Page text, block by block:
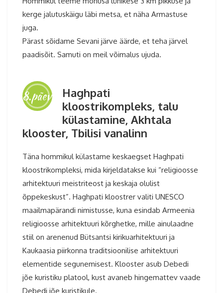
kerge jalutuskäigu läbi metsa, et näha Armastuse
juga.
Pärast sõidame Sevani järve äärde, et teha järvel
paadisõit. Samuti on meil võimalus ujuda.
8.päev
Haghpati
kloostrikompleks, talu
külastamine, Akhtala
klooster, Tbilisi vanalinn
Täna hommikul külastame keskaegset Haghpati
kloostrikompleksi, mida kirjeldatakse kui “religioosse
arhitektuuri meistriteost ja keskaja olulist
õppekeskust”. Haghpati kloostrer valiti UNESCO
maailmapärandi nimistusse, kuna esindab Armeenia
religioosse arhitektuuri kõrghetke, mille ainulaadne
stiil on arenenud Bütsantsi kirikuarhitektuuri ja
Kaukaasia piirkonna traditsioonilise arhitektuuri
elementide segunemisest. Klooster asub Debedi
jõe kuristiku platool, kust avaneb hingemattev vaade
Debedi jõe kuristikule.